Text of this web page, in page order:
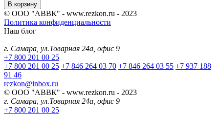
В корзину
© ООО "АВВК" - www.rezkon.ru - 2023
Политика конфиденциальности
Наш блог
г. Самара, ул.Товарная 24а, офис 9
+7 800 201 00 25
+7 800 201 00 25 +7 846 264 03 70 +7 846 264 03 55 +7 937 188
91 46
rezkon@inbox.ru
© ООО "АВВК" - www.rezkon.ru - 2023
г. Самара, ул.Товарная 24а, офис 9
+7 800 201 00 25